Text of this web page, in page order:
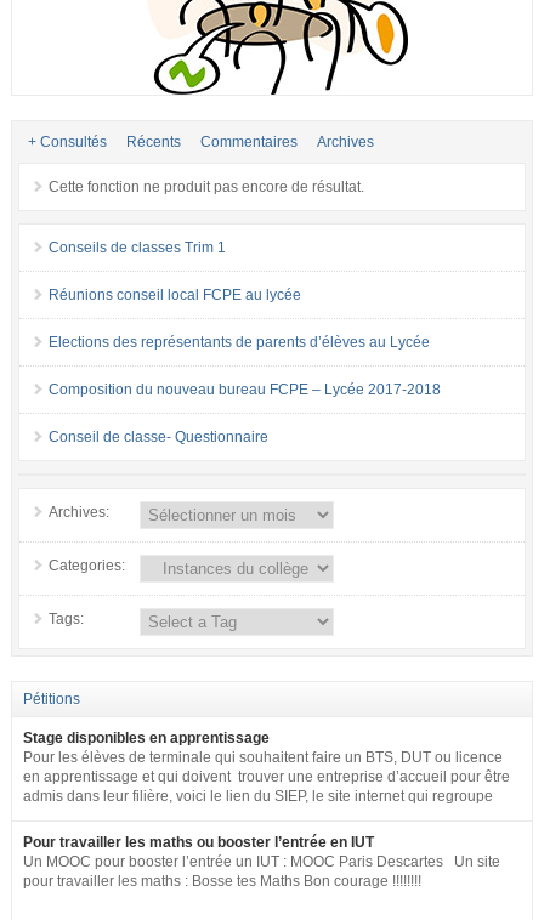
+ Consultés Récents Commentaires Archives
Cette fonction ne produit pas encore de résultat.
Conseils de classes Trim 1
Réunions conseil local FCPE au lycée
Elections des représentants de parents d’élèves au Lycée
Composition du nouveau bureau FCPE – Lycée 2017-2018
Conseil de classe- Questionnaire
Archives:
Categories:
Tags:
Pétitions
Stage disponibles en apprentissage
Pour les élèves de terminale qui souhaitent faire un BTS, DUT ou licence
en apprentissage et qui doivent trouver une entreprise d’accueil pour être
admis dans leur filière, voici le lien du SIEP, le site internet qui regroupe
pour toute la fonction publique + SNCF. http://www.fonction-
publique.gouv.fr/biep/bienvenue-sur-la-bourse-interministerielle-de-
lemploi-public
Pour travailler les maths ou booster l’entrée en IUT
Un MOOC pour booster l’entrée un IUT : MOOC Paris Descartes Un site
pour travailler les maths : Bosse tes Maths Bon courage !!!!!!!!